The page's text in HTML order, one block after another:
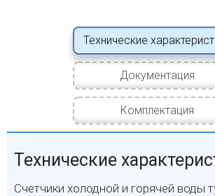
Технические
Документация
Комплектация
Технические
Счетчики холодной и горячей воды